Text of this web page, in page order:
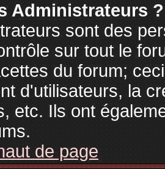
Administrateurs ?
sont des
sur tout le
du forum;
d'utilisateurs, la
etc. Ils ont
de page